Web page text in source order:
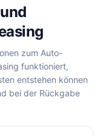
zum Auto-
funktioniert,
entstehen können
bei der Rückgabe